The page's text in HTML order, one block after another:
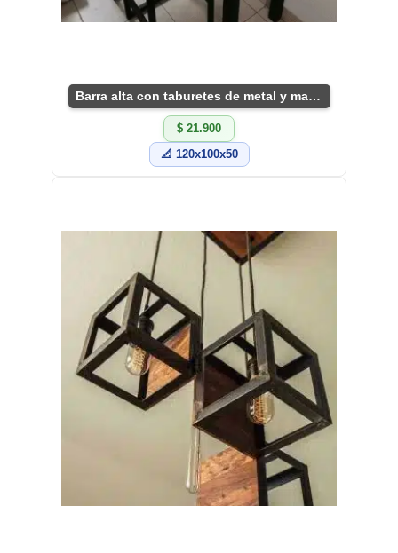
Barra alta con taburetes de metal y madera robusta
$ 21.900
📐 120x100x50